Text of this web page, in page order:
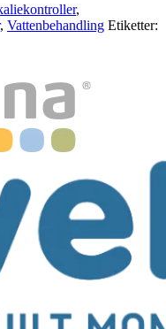
,
, Vattenbehandling Etiketter: